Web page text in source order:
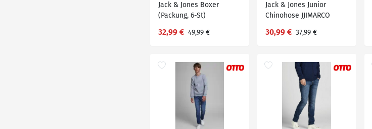
Jack & Jones Boxer
(Packung, 6-St)
32,99 € 49,99 €
Jack & Jones Junior
Chinohose JJIMARCO
30,99 € 37,99 €